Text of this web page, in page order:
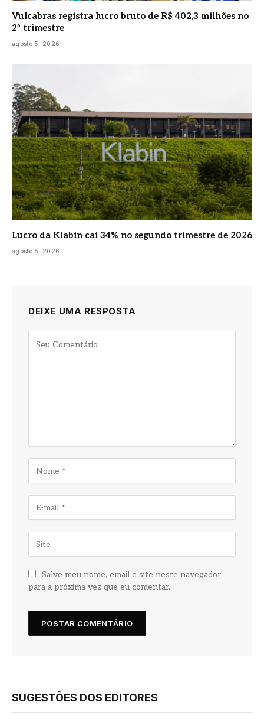
Vulcabras registra lucro bruto de R$ 402,3 milhões no
2º trimestre
agosto 5, 2026
Lucro da Klabin cai 34% no segundo trimestre de 2026
agosto 5, 2026
DEIXE UMA RESPOSTA
Salve meu nome, email e site neste navegador
para a próxima vez que eu comentar.
SUGESTÕES DOS EDITORES